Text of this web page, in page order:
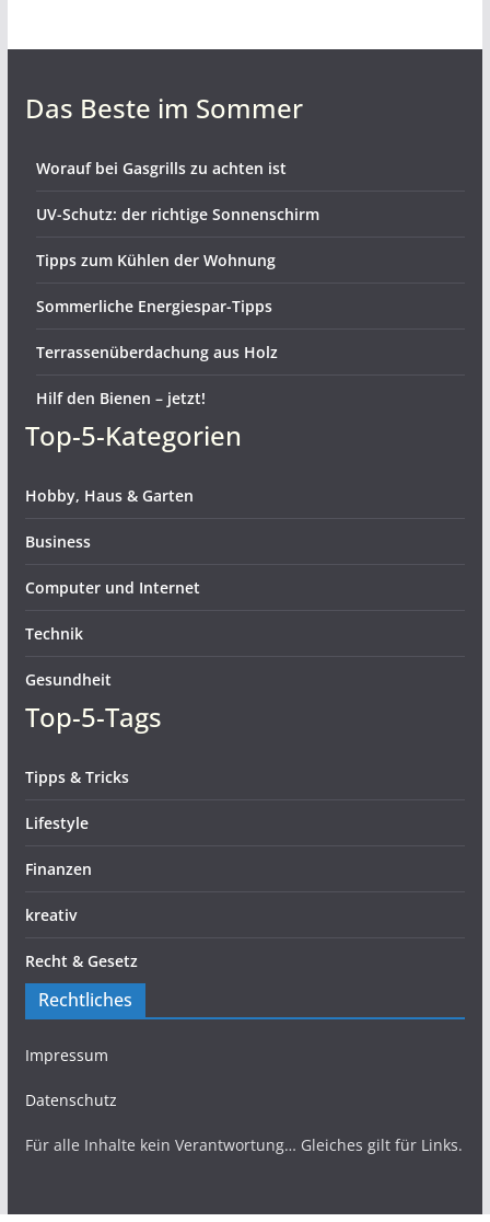
Das Beste im Sommer
Worauf bei Gasgrills zu achten ist
UV-Schutz: der richtige Sonnenschirm
Tipps zum Kühlen der Wohnung
Sommerliche Energiespar-Tipps
Terrassenüberdachung aus Holz
Hilf den Bienen – jetzt!
Top-5-Kategorien
Hobby, Haus & Garten
Business
Computer und Internet
Technik
Gesundheit
Top-5-Tags
Tipps & Tricks
Lifestyle
Finanzen
kreativ
Recht & Gesetz
Rechtliches
Impressum
Datenschutz
Für alle Inhalte kein Verantwortung… Gleiches gilt für Links.